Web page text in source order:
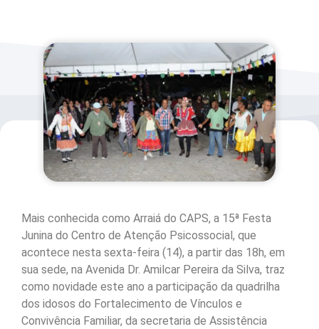
Mais conhecida como Arraiá do CAPS, a 15ª Festa
Junina do Centro de Atenção Psicossocial, que
acontece nesta sexta-feira (14), a partir das 18h, em
sua sede, na Avenida Dr. Amilcar Pereira da Silva, traz
como novidade este ano a participação da quadrilha
dos idosos do Fortalecimento de Vínculos e
Convivência Familiar, da secretaria de Assistência